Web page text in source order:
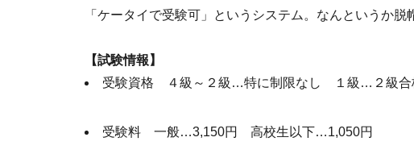
「ケータイで受験可」というシステム。なんというか脱
【試験情報】
受験資格 ４級～２級…特に制限なし １級…２級合
受験料 一般…3,150円 高校生以下…1,050円